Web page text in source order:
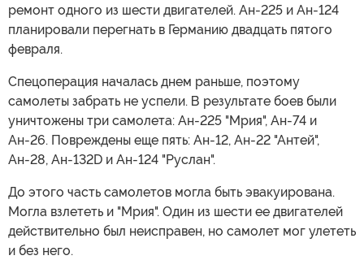
ремонт одного из шести двигателей. Ан-225 и Ан-124
планировали перегнать в Германию двадцать пятого
февраля.
Спецоперация началась днем раньше, поэтому
самолеты забрать не успели. В результате боев были
уничтожены три самолета: Ан-225 "Мрия", Ан-74 и
Ан-26. Повреждены еще пять: Ан-12, Ан-22 "Антей",
Ан-28, Ан-132D и Ан-124 "Руслан".
До этого часть самолетов могла быть эвакуирована.
Могла взлететь и "Мрия". Один из шести ее двигателей
действительно был неисправен, но самолет мог улететь
и без него.